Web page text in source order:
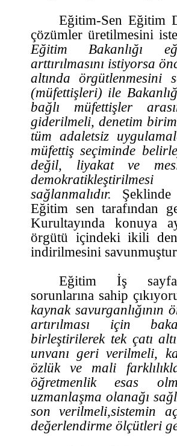
Eğitim-Sen Eğitim
çözümler üretilmesini
Eğitim Bakanlığı
arttırılmasını istiyorsa
altında örgütlenmesini
(müfettişleri) ile
bağlı müfettişler
giderilmeli, denetim
tüm adaletsiz
müfettiş seçiminde
değil, liyakat ve
sağlanmalıdır.
Eğitim sen tarafından
Kurultayında konuya
örgütü içindeki ikili
indirilmesini
Eğitim İş
sorunlarına sahip
kaynak
artırılması için
birleştirilerek tek çatı
unvanı geri verilmeli,
özlük ve mali
öğretmenlik esas
uzmanlaşma olanağı
son verilmeli,sistemin
değerlendirme ölçütleri